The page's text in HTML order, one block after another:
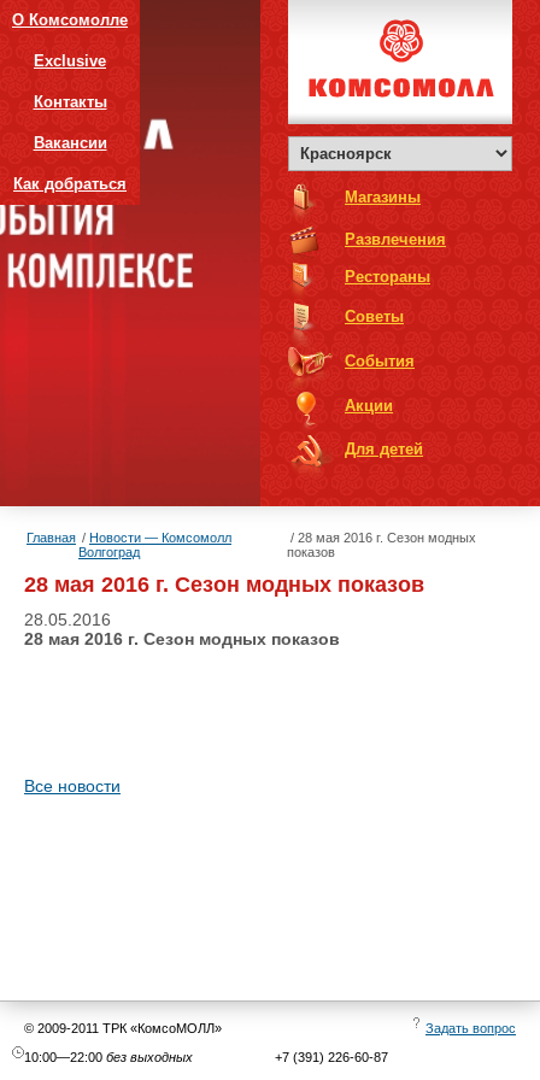
О Комсомолле
Exclusive
Контакты
Вакансии
Как добраться
Магазины
Развлечения
Рестораны
Советы
События
Акции
Для детей
Главная
Новости — Комсомолл
Волгоград
28 мая 2016 г. Сезон модных
показов
28 мая 2016 г. Сезон модных показов
28.05.2016
28 мая 2016 г. Сезон модных показов
Все новости
© 2009-2011 ТРК «КомсоМОЛЛ»
Задать вопрос
10:00—22:00 без выходных
+7 (391) 226-60-87